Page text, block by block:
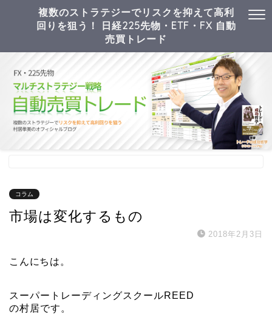
複数のストラテジーでリスクを抑えて高利
回りを狙う！ 日経225先物・ETF・FX 自動
売買トレード
コラム
市場は変化するもの
2018年2月3日
こんにちは。
スーパートレーディングスクールREED
の村居です。